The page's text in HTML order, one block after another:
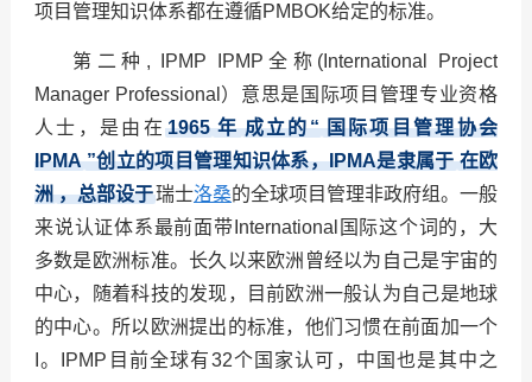
项目管理知识体系都在遵循PMBOK给定的标准。
第二种, IPMP IPMP 全称(International Project
Manager Professional）意思是国际项目管理专业资格
人士，是由在 1965 年 成立的“ 国际项目管理协会
IPMA ”创立的项目管理知识体系，IPMA是隶属于 在欧
洲 ，总部设于瑞士洛桑的全球项目管理非政府组。一般
来说认证体系最前面带 International 国际这个词的，大
多数是欧洲标准。长久以来欧洲曾经以为自己是宇宙的
中心，随着科技的发现，目前欧洲一般认为自己是地球
的中心。所以欧洲提出的标准，他们习惯在前面加一个
。 IPMP 目前全球有32个国家认可，中国也是其中之